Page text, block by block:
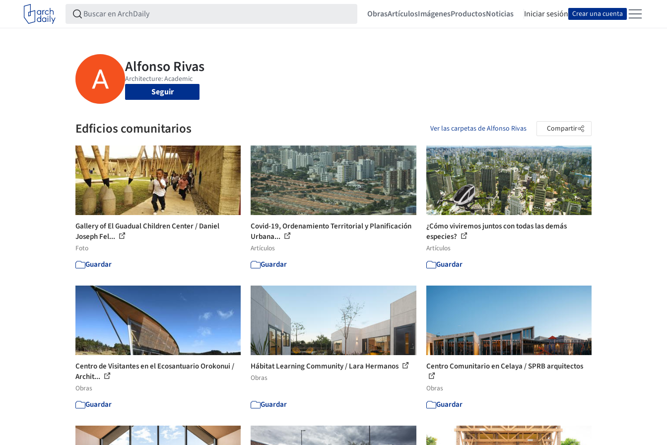
ObrasArtículosImágenesProductosNoticias Iniciar sesión Crear una cuenta
Seguir
Edficios comunitarios Ver las carpetas de Alfonso Rivas Compartir
Gallery of El Guadual Children Center / Daniel
Joseph Fel...
Foto
Guardar
Covid-19, Ordenamiento Territorial y Planificación
Urbana...
Artículos
Guardar
¿Cómo viviremos juntos con todas las demás
especies?
Artículos
Guardar
Centro de Visitantes en el Ecosantuario Orokonui /
Archit...
Obras
Guardar
Hábitat Learning Community / Lara Hermanos
Obras
Guardar
Centro Comunitario en Celaya / SPRB arquitectos
Obras
Guardar